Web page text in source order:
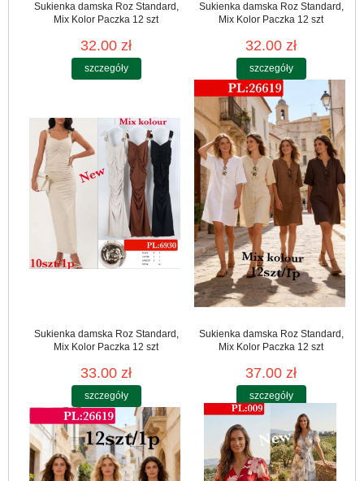
Sukienka damska Roz Standard,
Mix Kolor Paczka 12 szt
32.00 zł
szczegóły
Sukienka damska Roz Standard,
Mix Kolor Paczka 12 szt
32.00 zł
szczegóły
Sukienka damska Roz Standard,
Mix Kolor Paczka 12 szt
33.00 zł
szczegóły
Sukienka damska Roz Standard,
Mix Kolor Paczka 12 szt
37.00 zł
szczegóły